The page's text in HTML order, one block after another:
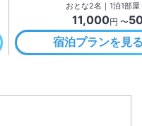
おとな2名 ｜ 1泊1部屋
11,000円 〜
宿泊プランを見